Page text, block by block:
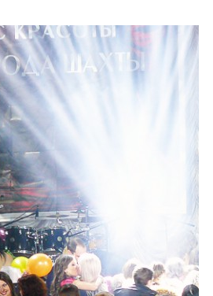
Каталог
Инфо
Гороскоп